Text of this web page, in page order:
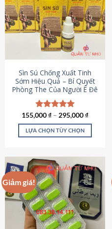
Sìn Sú Chống Xuất Tinh
Sớm Hiệu Quả – Bí Quyết
Phòng The Của Người Ê Đê
Được xếp
hạng4.95
5 sao
155,000₫ – 295,000₫
LỰA CHỌN TÙY CHỌN
này
có
nhiều
biến
thể.
Các
tùy
Giảm giá!